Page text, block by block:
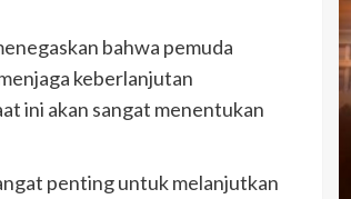
bahwa pemuda
keberlanjutan
ini akan sangat menentukan
penting untuk melanjutkan